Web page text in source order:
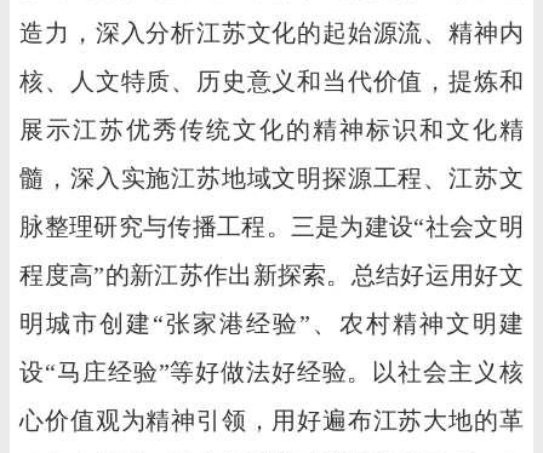
造力，深入分析江苏文化的起始源流、精神内
核、人文特质、历史意义和当代价值，提炼和
展示江苏优秀传统文化的精神标识和文化精
髓，深入实施江苏地域文明探源工程、江苏文
脉整理研究与传播工程。三是为建设“社会文明
程度高”的新江苏作出新探索。总结好运用好文
明城市创建“张家港经验”、农村精神文明建
设“马庄经验”等好做法好经验。以社会主义核
心价值观为精神引领，用好遍布江苏大地的革